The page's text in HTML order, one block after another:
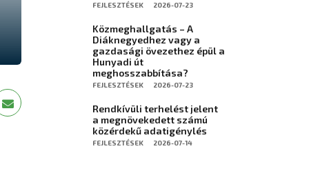
FEJLESZTÉSEK 2026-07-23
Közmeghallgatás – A
Diáknegyedhez vagy a
gazdasági övezethez épül a
Hunyadi út
meghosszabbítása?
FEJLESZTÉSEK 2026-07-23
Rendkívüli terhelést jelent
a megnövekedett számú
közérdekű adatigénylés
FEJLESZTÉSEK 2026-07-14